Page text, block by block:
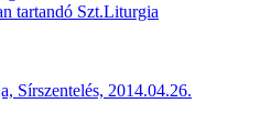
tartandó Szt.Liturgia
Sírszentelés, 2014.04.26.